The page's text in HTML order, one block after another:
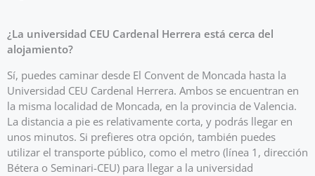
¿La universidad CEU Cardenal Herrera está cerca del
alojamiento?
Sí, puedes caminar desde El Convent de Moncada hasta la
Universidad CEU Cardenal Herrera. Ambos se encuentran en
la misma localidad de Moncada, en la provincia de Valencia.
La distancia a pie es relativamente corta, y podrás llegar en
unos minutos. Si prefieres otra opción, también puedes
utilizar el transporte público, como el metro (línea 1, dirección
Bétera o Seminari-CEU) para llegar a la universidad